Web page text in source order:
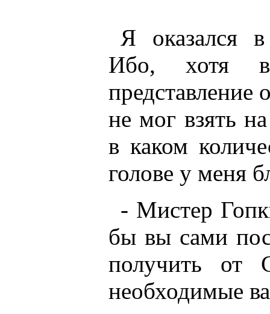
Я оказался в
Ибо, хотя
представление
не мог взять
в каком
голове у меня
- Мистер
бы вы сами
получить от
необходимые